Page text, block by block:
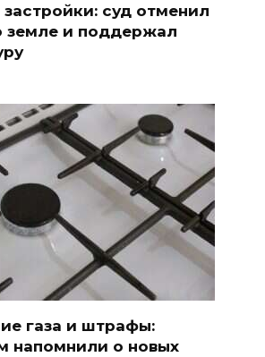
застройки: суд отменил
земле и поддержал
газа и штрафы:
напомнили о новых